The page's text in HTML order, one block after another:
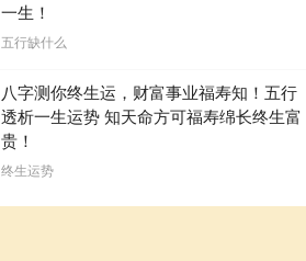
一生！
五行缺什么
八字测你终生运，财富事业福寿知！五行
透析一生运势 知天命方可福寿绵长终生富
贵！
终生运势